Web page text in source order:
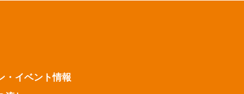
・ イベント情報